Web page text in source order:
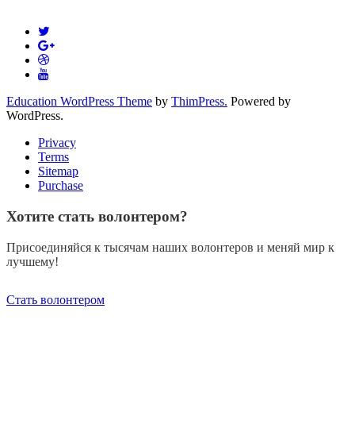
Education WordPress Theme by ThimPress. Powered by
WordPress.
Privacy
Terms
Sitemap
Purchase
Хотите стать волонтером?
Присоединяйся к тысячам наших волонтеров и меняй мир к
лучшему!
Стать волонтером